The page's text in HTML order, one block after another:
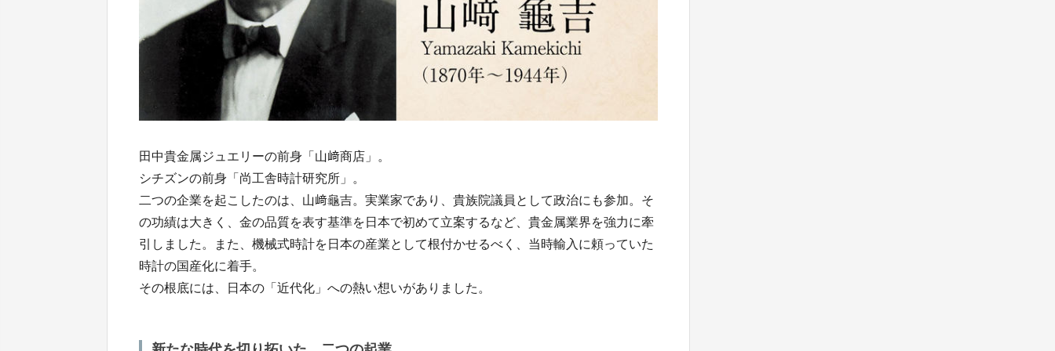
田中貴金属ジュエリーの前身「山﨑商店」。
シチズンの前身「尚工舎時計研究所」。
二つの企業を起こしたのは、山﨑龜吉。実業家であり、貴族院議員として政治にも参加。そ
の功績は大きく、金の品質を表す基準を日本で初めて立案するなど、貴金属業界を強力に牽
引しました。また、機械式時計を日本の産業として根付かせるべく、当時輸入に頼っていた
時計の国産化に着手。
その根底には、日本の「近代化」への熱い想いがありました。